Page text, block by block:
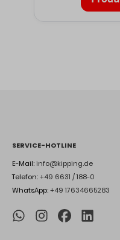
SERVICE-HOTLINE
E-Mail:info@kipping.de
Telefon:+49 6631 / 188-0
WhatsApp:+49 17634665283